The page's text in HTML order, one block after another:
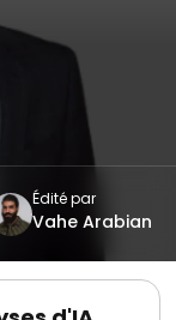
Édité par
Vahe Arabian